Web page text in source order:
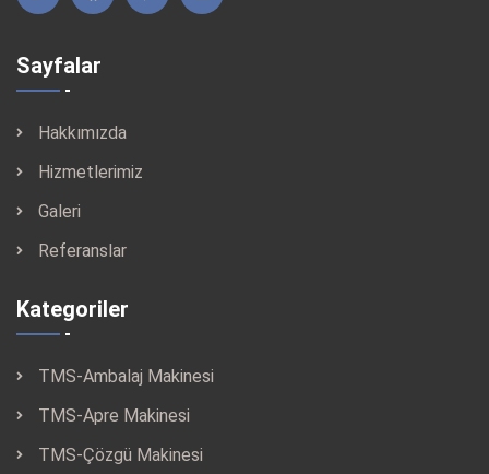
Sayfalar
Hakkımızda
Hizmetlerimiz
Galeri
Referanslar
Kategoriler
TMS-Ambalaj Makinesi
TMS-Apre Makinesi
TMS-Çözgü Makinesi